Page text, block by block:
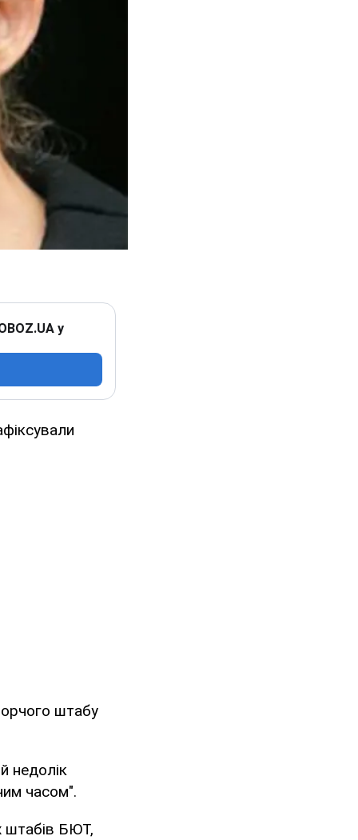
у
штабу
недолік
часом".
штабів БЮТ,